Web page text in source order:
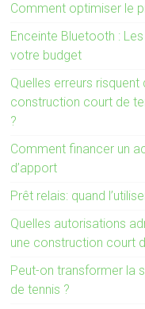
Comment optimiser le
Enceinte Bluetooth :
votre budget
Quelles erreurs
construction court de
?
Comment financer un
d’apport
Prêt relais: quand
Quelles autorisations
une construction court
Peut-on transformer la
de tennis ?